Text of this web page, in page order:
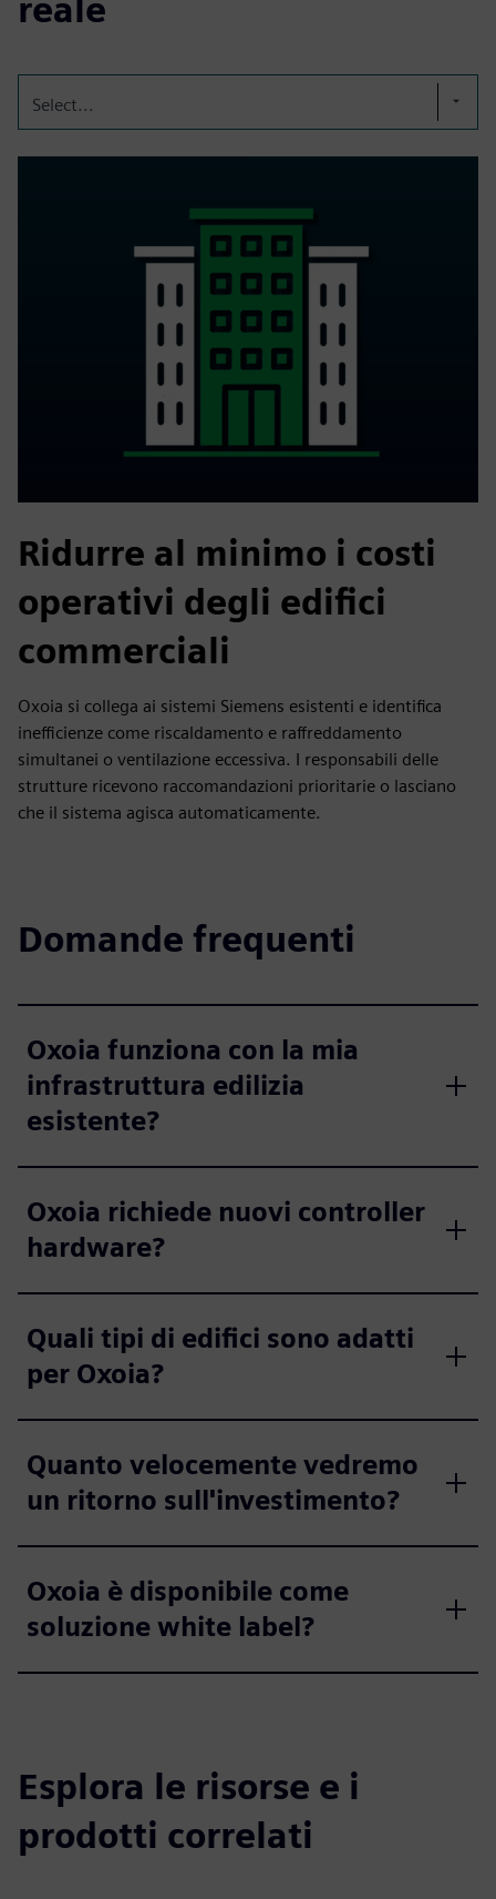
reale
Select...
Ridurre al minimo i costi
operativi degli edifici
commerciali
Oxoia si collega ai sistemi Siemens esistenti e identifica
inefficienze come riscaldamento e raffreddamento
simultanei o ventilazione eccessiva. I responsabili delle
strutture ricevono raccomandazioni prioritarie o lasciano
che il sistema agisca automaticamente.
Domande frequenti
Oxoia funziona con la mia
infrastruttura edilizia
esistente?
Oxoia richiede nuovi controller
hardware?
Quali tipi di edifici sono adatti
per Oxoia?
Quanto velocemente vedremo
un ritorno sull'investimento?
Oxoia è disponibile come
soluzione white label?
Esplora le risorse e i
prodotti correlati